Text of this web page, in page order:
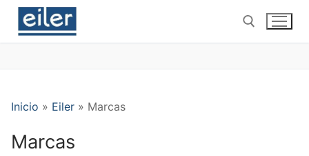
Inicio » Eiler » Marcas
Marcas